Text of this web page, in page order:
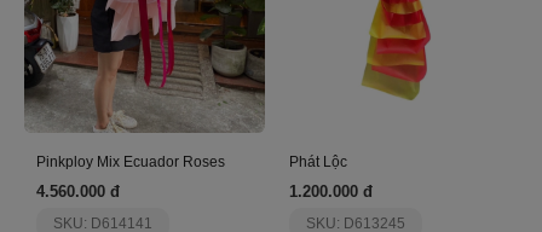
Pinkploy Mix Ecuador Roses
4.560.000 đ
SKU: D614141
Phát Lộc
1.200.000 đ
SKU: D613245